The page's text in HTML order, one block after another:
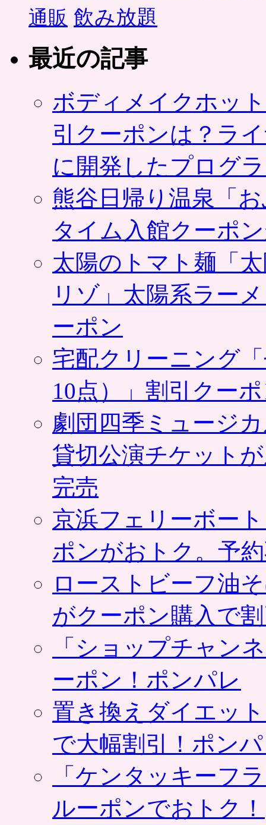
通販 飲み放題
最近の記事
ボディメイクホッ
引クーポンは？ラ
に開発したプログ
熊谷日帰り温泉「
タイム入館クーポ
太陽のトマト麺「
リゾ」太陽系ラー
ーポン
宅配クリーニング
10点）」割引クー
劇団四季ミュージ
貸切公演チケット
完売
京浜フェリーボー
ポンがおトク。予
ローストビーフ油
がクーポン購入で
「ショップチャン
ーポン！ポンパレ
置き換えダイエッ
で大幅割引！ポン
「ケンタッキーフ
ルーポンでおトク！